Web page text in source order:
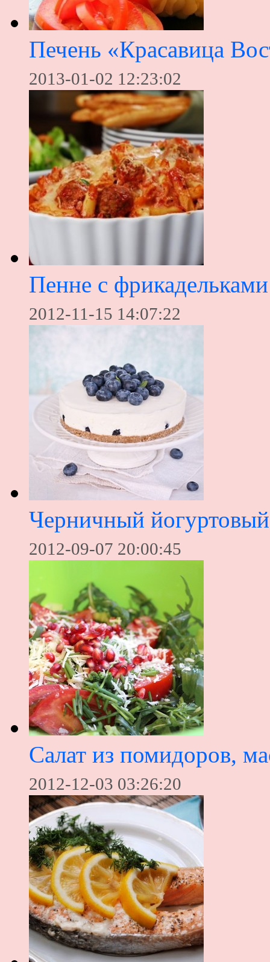
Печень «Красавица
2013-01-02 12:23:02
Пенне с
2012-11-15 14:07:22
Черничный
2012-09-07 20:00:45
Салат из помидоров,
2012-12-03 03:26:20